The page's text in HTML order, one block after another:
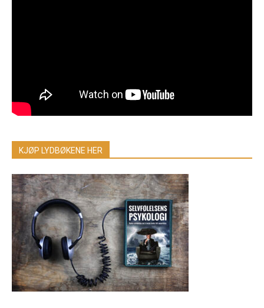
KJØP LYDBØKENE HER